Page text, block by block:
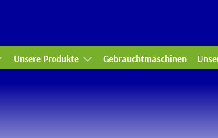
Unsere Produkte
Gartentechnik
Gebrauchtmaschinen